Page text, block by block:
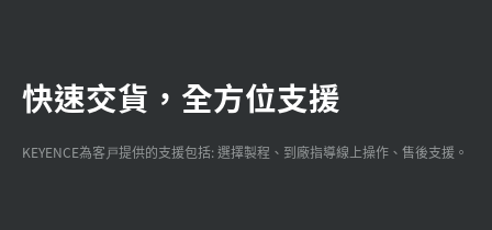
快速交貨，全方位支援
KEYENCE為客戸提供的支援包括: 選擇製程、到廠指導線上操作、售後支援。